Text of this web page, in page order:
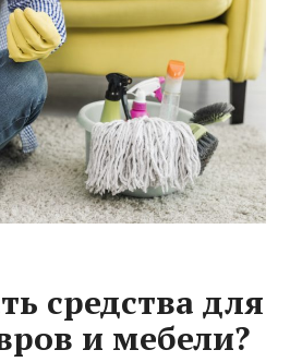
средства для
и мебели?